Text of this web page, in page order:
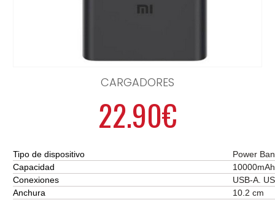
CARGADORES
22.90€
Tipo de dispositivo
Power
Capacidad
10000mAh
Conexiones
USB-A.
Anchura
10.2 cm